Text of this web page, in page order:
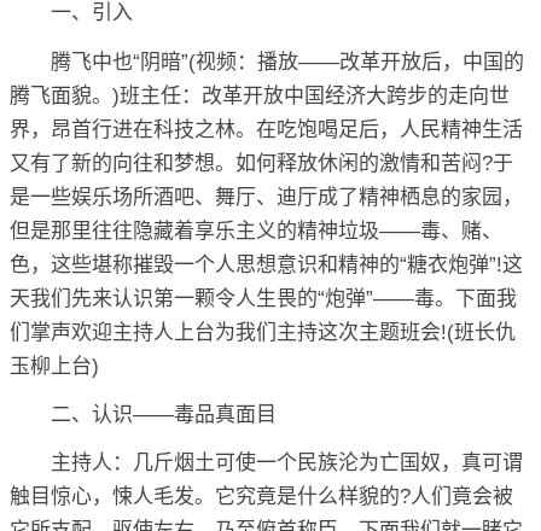
一、引入
腾飞中也“阴暗”(视频：播放——改革开放后，中国的
腾飞面貌。)班主任：改革开放中国经济大跨步的走向世
界，昂首行进在科技之林。在吃饱喝足后，人民精神生活
又有了新的向往和梦想。如何释放休闲的激情和苦闷?于
是一些娱乐场所酒吧、舞厅、迪厅成了精神栖息的家园，
但是那里往往隐藏着享乐主义的精神垃圾——毒、赌、
色，这些堪称摧毁一个人思想意识和精神的“糖衣炮弹”!这
天我们先来认识第一颗令人生畏的“炮弹”——毒。下面我
们掌声欢迎主持人上台为我们主持这次主题班会!(班长仇
玉柳上台)
二、认识——毒品真面目
主持人：几斤烟土可使一个民族沦为亡国奴，真可谓
触目惊心，悚人毛发。它究竟是什么样貌的?人们竟会被